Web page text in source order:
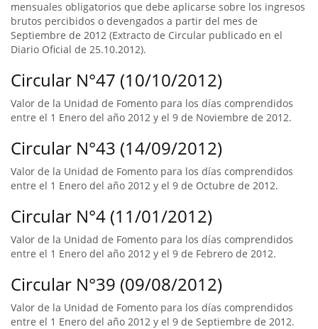
mensuales obligatorios que debe aplicarse sobre los ingresos
brutos percibidos o devengados a partir del mes de
Septiembre de 2012 (Extracto de Circular publicado en el
Diario Oficial de 25.10.2012).
Circular N°47 (10/10/2012)
Valor de la Unidad de Fomento para los días comprendidos
entre el 1 Enero del año 2012 y el 9 de Noviembre de 2012.
Circular N°43 (14/09/2012)
Valor de la Unidad de Fomento para los días comprendidos
entre el 1 Enero del año 2012 y el 9 de Octubre de 2012.
Circular N°4 (11/01/2012)
Valor de la Unidad de Fomento para los días comprendidos
entre el 1 Enero del año 2012 y el 9 de Febrero de 2012.
Circular N°39 (09/08/2012)
Valor de la Unidad de Fomento para los días comprendidos
entre el 1 Enero del año 2012 y el 9 de Septiembre de 2012.